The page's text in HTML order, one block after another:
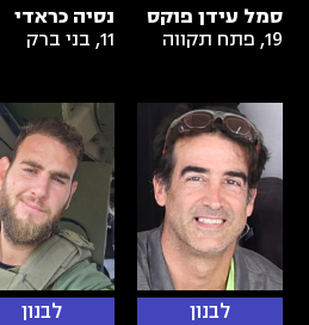
סמל עידן פוקס
19
, פתח תקווה
נסיה כראדי
11
, בני ברק
לבנון לבנון